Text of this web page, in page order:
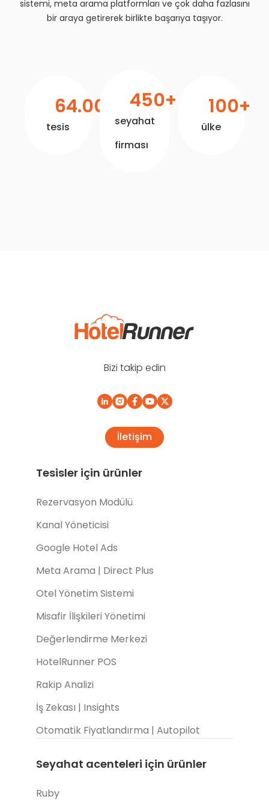
sistemi, meta arama platformları ve çok daha fazlasını
bir araya getirerek birlikte başarıya taşıyor.
tesis
64.000+
seyahat
firması
450+
ülke
100+
Bizi takip edin
İletişim
Tesisler için ürünler
Rezervasyon Modülü
Kanal Yöneticisi
Google Hotel Ads
Meta Arama | Direct Plus
Otel Yönetim Sistemi
Misafir İlişkileri Yönetimi
Değerlendirme Merkezi
HotelRunner POS
Rakip Analizi
İş Zekası | Insights
Otomatik Fiyatlandırma | Autopilot
Seyahat acenteleri için ürünler
Ruby